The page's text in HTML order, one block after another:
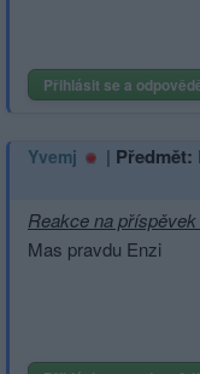
Přihlásit se a
Yvemj | Předmět:
Reakce na příspěvek
Mas pravdu Enzi